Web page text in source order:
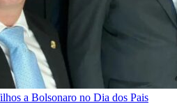
a Bolsonaro no Dia dos Pais